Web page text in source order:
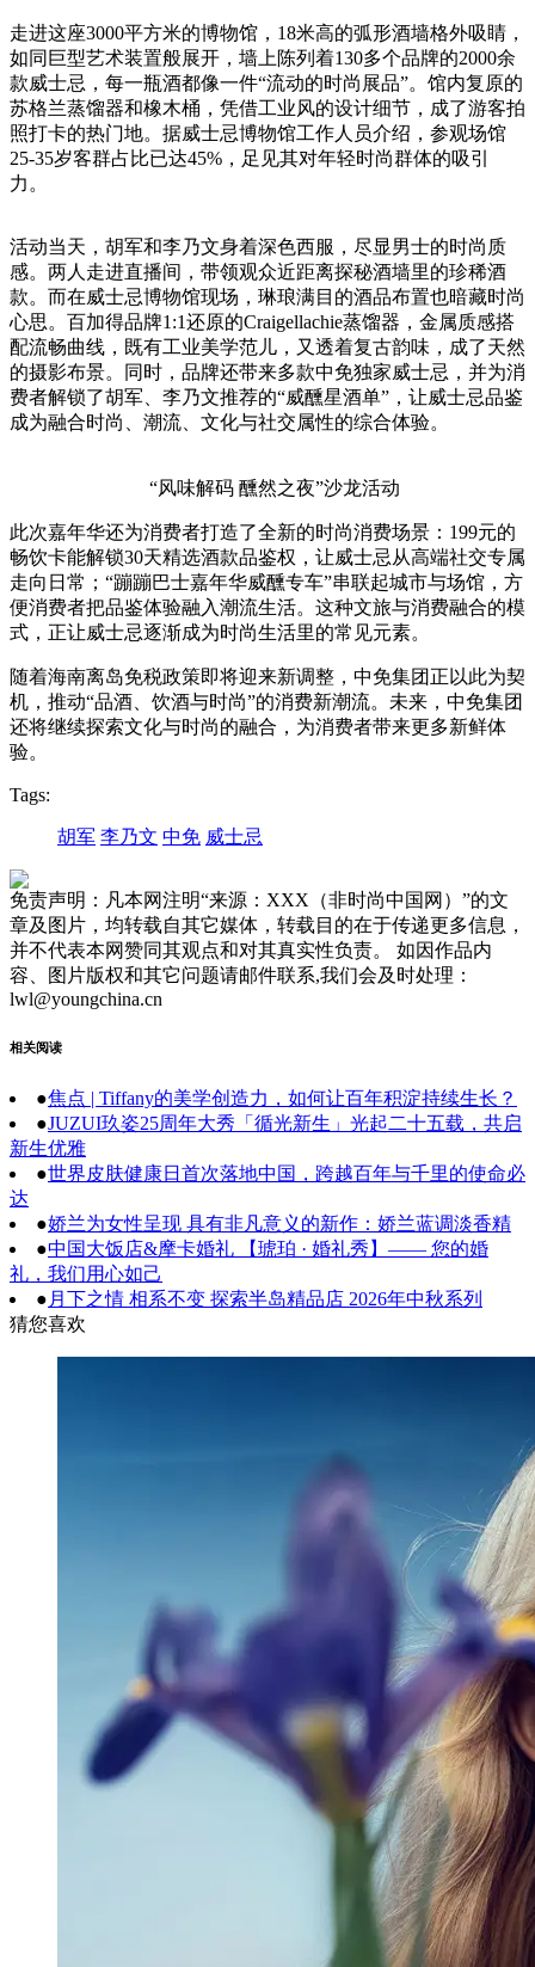
走进这座3000平方米的博物馆，18米高的弧形酒墙格外吸睛，
如同巨型艺术装置般展开，墙上陈列着130多个品牌的2000余
款威士忌，每一瓶酒都像一件“流动的时尚展品”。馆内复原的
苏格兰蒸馏器和橡木桶，凭借工业风的设计细节，成了游客拍
照打卡的热门地。据威士忌博物馆工作人员介绍，参观场馆
25-35岁客群占比已达45%，足见其对年轻时尚群体的吸引
力。
活动当天，胡军和李乃文身着深色西服，尽显男士的时尚质
感。两人走进直播间，带领观众近距离探秘酒墙里的珍稀酒
款。而在威士忌博物馆现场，琳琅满目的酒品布置也暗藏时尚
心思。百加得品牌1:1还原的Craigellachie蒸馏器，金属质感搭
配流畅曲线，既有工业美学范儿，又透着复古韵味，成了天然
的摄影布景。同时，品牌还带来多款中免独家威士忌，并为消
费者解锁了胡军、李乃文推荐的“威醺星酒单”，让威士忌品鉴
成为融合时尚、潮流、文化与社交属性的综合体验。
“风味解码 醺然之夜”沙龙活动
此次嘉年华还为消费者打造了全新的时尚消费场景：199元的
畅饮卡能解锁30天精选酒款品鉴权，让威士忌从高端社交专属
走向日常；“蹦蹦巴士嘉年华威醺专车”串联起城市与场馆，方
便消费者把品鉴体验融入潮流生活。这种文旅与消费融合的模
式，正让威士忌逐渐成为时尚生活里的常见元素。
随着海南离岛免税政策即将迎来新调整，中免集团正以此为契
机，推动“品酒、饮酒与时尚”的消费新潮流。未来，中免集团
还将继续探索文化与时尚的融合，为消费者带来更多新鲜体
验。
Tags:
胡军 李乃文 中免 威士忌
免责声明：凡本网注明“来源：XXX（非时尚中国网）”的文
章及图片，均转载自其它媒体，转载目的在于传递更多信息，
并不代表本网赞同其观点和对其真实性负责。 如因作品内
容、图片版权和其它问题请邮件联系,我们会及时处理：
lwl@youngchina.cn
相关阅读
●焦点 | Tiffany的美学创造力，如何让百年积淀持续生长？
●JUZUI玖姿25周年大秀「循光新生」光起二十五载，共启
新生优雅
●世界皮肤健康日首次落地中国，跨越百年与千里的使命必
达
●娇兰为女性呈现 具有非凡意义的新作：娇兰蓝调淡香精
●中国大饭店&摩卡婚礼 【琥珀 · 婚礼秀】—— 您的婚
礼，我们用心如己
● 月下之情 相系不变 探索半岛精品店 2026年中秋系列
猜您喜欢